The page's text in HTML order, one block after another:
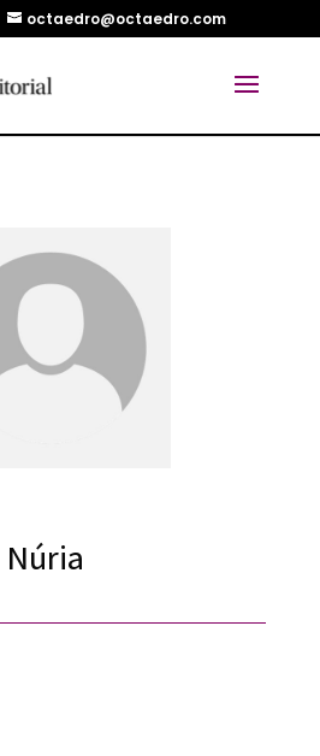
octaedro@octaedro.com